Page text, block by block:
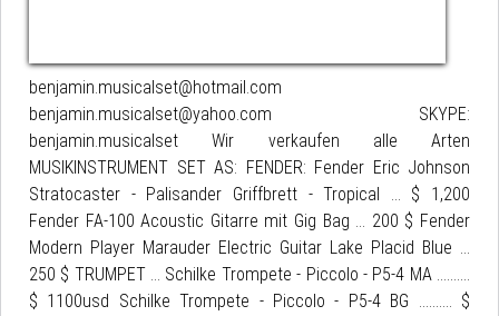
benjamin.musicalset@hotmail.com
benjamin.musicalset@yahoo.com SKYPE:
benjamin.musicalset Wir verkaufen alle Arten
MUSIKINSTRUMENT SET AS: FENDER: Fender Eric Johnson
Stratocaster - Palisander Griffbrett - Tropical ... $ 1,200
Fender FA-100 Acoustic Gitarre mit Gig Bag ... 200 $ Fender
Modern Player Marauder Electric Guitar Lake Placid Blue ...
250 $ TRUMPET ... Schilke Trompete - Piccolo - P5-4 MA ..........
$ 1100usd Schilke Trompete - Piccolo - P5-4 BG .......... $